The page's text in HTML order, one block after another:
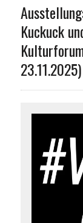
Kuckuck
23.11.2025)